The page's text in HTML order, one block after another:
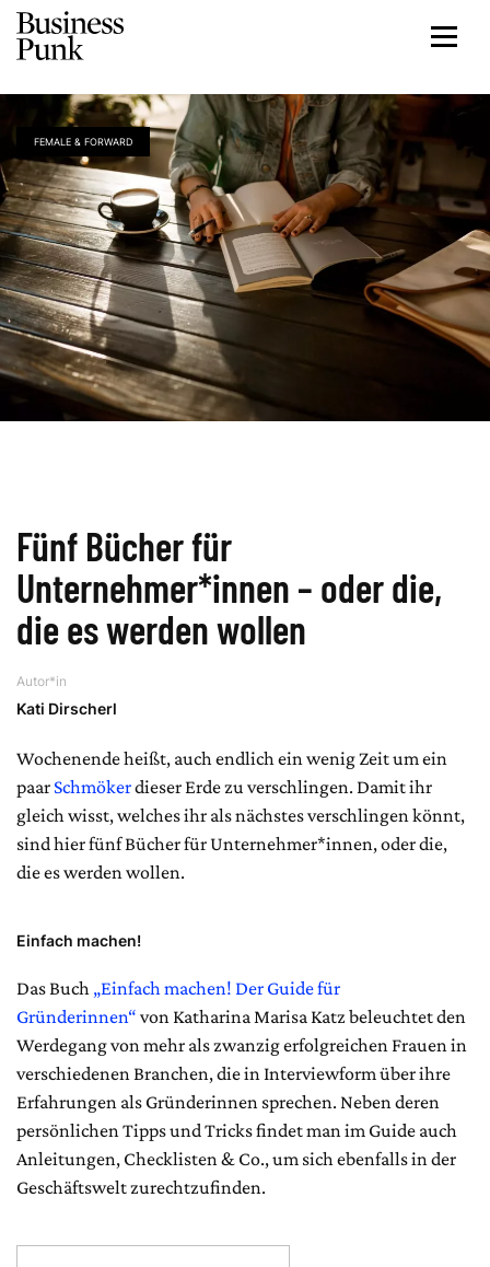
FEMALE & FORWARD
Fünf Bücher für
Unternehmer*innen – oder die,
die es werden wollen
Autor*in
Kati Dirscherl
Wochenende heißt, auch endlich ein wenig Zeit um ein
paar Schmökerdieser Erde zu verschlingen. Damit ihr
gleich wisst, welches ihr als nächstes verschlingen könnt,
sind hier fünf Bücher für Unternehmer*innen, oder die,
die es werden wollen.
Einfach machen!
Das Buch „Einfach machen! Der Guide für
Gründerinnen“ von Katharina Marisa Katz beleuchtet den
Werdegang von mehr als zwanzig erfolgreichen Frauen in
verschiedenen Branchen, die in Interviewform über ihre
Erfahrungen als Gründerinnen sprechen. Neben deren
persönlichen Tipps und Tricks findet man im Guide auch
Anleitungen, Checklisten & Co., um sich ebenfalls in der
Geschäftswelt zurechtzufinden.